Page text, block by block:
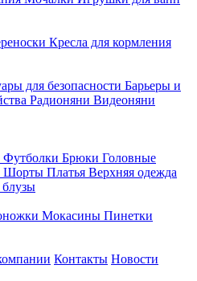
Кресла для кормления
для безопасности Барьеры и
Радионяни Видеоняни
Футболки Брюки Головные
Шорты Платья Верхняя одежда
Мокасины Пинетки
Контакты Новости